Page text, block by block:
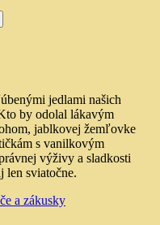
jedlami našich
by odolal lákavým
jablkovej žemľovke
s vanilkovým
výživy a sladkosti
len sviatočne.
a zákusky